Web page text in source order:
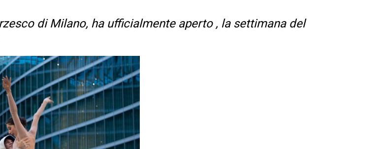
di Milano, ha ufficialmente aperto , la settimana del